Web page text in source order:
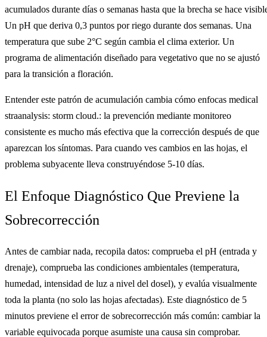
acumulados durante días o semanas hasta que la brecha se hace
Un pH que deriva 0,3 puntos por riego durante dos semanas. Una
temperatura que sube 2°C según cambia el clima exterior. Un
programa de alimentación diseñado para vegetativo que no se ajustó
para la transición a floración.
Entender este patrón de acumulación cambia cómo enfocas medical
straanalysis: storm cloud.: la prevención mediante monitoreo
consistente es mucho más efectiva que la corrección después de que
aparezcan los síntomas. Para cuando ves cambios en las hojas, el
problema subyacente lleva construyéndose 5-10 días.
El Enfoque Diagnóstico Que Previene la
Sobrecorrección
Antes de cambiar nada, recopila datos: comprueba el pH (entrada y
drenaje), comprueba las condiciones ambientales (temperatura,
humedad, intensidad de luz a nivel del dosel), y evalúa visualmente
toda la planta (no solo las hojas afectadas). Este diagnóstico de 5
minutos previene el error de sobrecorrección más común: cambiar la
variable equivocada porque asumiste una causa sin comprobar.